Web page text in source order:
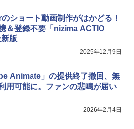
ショート動画制作がはかどる！
＆登録不要「nizima ACTIO
版
2025年12月9日
Animate」の提供終了撤回、無
用可能に。ファンの悲鳴が届い
2026年2月4日